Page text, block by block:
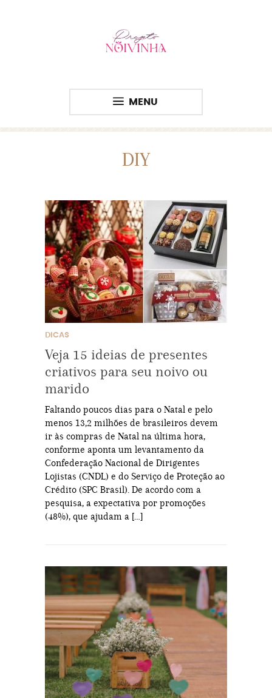
MENU
DIY
DICAS
Veja 15 ideias de presentes
criativos para seu noivo ou
marido
Faltando poucos dias para o Natal e pelo
menos 13,2 milhões de brasileiros devem
ir às compras de Natal na última hora,
conforme aponta um levantamento da
Confederação Nacional de Dirigentes
Lojistas (CNDL) e do Serviço de Proteção ao
Crédito (SPC Brasil). De acordo com a
pesquisa, a expectativa por promoções
(48%), que ajudam a […]